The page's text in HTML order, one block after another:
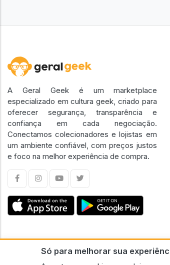
Só para melhorar sua
A Geral Geek é um marketplace
especializado em cultura geek, criado para
oferecer segurança, transparência e
confiança em cada negociação.
Conectamos colecionadores e lojistas em
um ambiente confiável, com preços justos
e foco na melhor experiência de compra.
CNPJ n.º 30.220.458/0001-17 - GERAL GEEK PORTAL